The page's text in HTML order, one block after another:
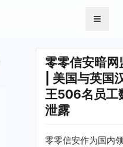
零零信安暗网
| 美国与英国
王506名员工
泄露
零零信安作为国内